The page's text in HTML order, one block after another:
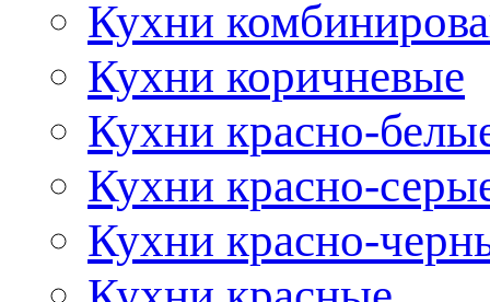
Кухни
Кухни коричневые
Кухни красно-
Кухни красно-
Кухни красно-